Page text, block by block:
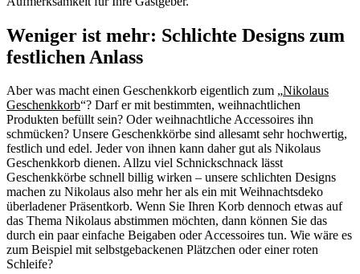
Weniger ist mehr: Schlichte Designs zum
festlichen Anlass
Aber was macht einen Geschenkkorb eigentlich zum „Nikolaus
Geschenkkorb“? Darf er mit bestimmten, weihnachtlichen
Produkten befüllt sein? Oder weihnachtliche Accessoires ihn
schmücken? Unsere Geschenkkörbe sind allesamt sehr hochwertig,
festlich und edel. Jeder von ihnen kann daher gut als Nikolaus
Geschenkkorb dienen. Allzu viel Schnickschnack lässt
Geschenkkörbe schnell billig wirken – unsere schlichten Designs
machen zu Nikolaus also mehr her als ein mit Weihnachtsdeko
überladener Präsentkorb. Wenn Sie Ihren Korb dennoch etwas auf
das Thema Nikolaus abstimmen möchten, dann können Sie das
durch ein paar einfache Beigaben oder Accessoires tun. Wie wäre es
zum Beispiel mit selbstgebackenen Plätzchen oder einer roten
Schleife?